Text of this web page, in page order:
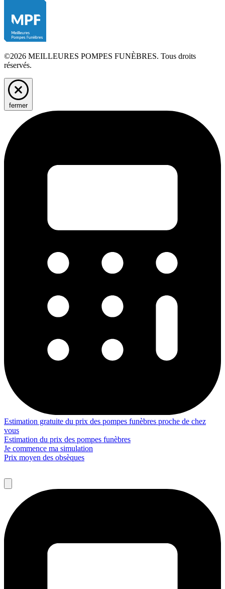
©2026 MEILLEURES POMPES FUNÈBRES. Tous droits
réservés.
fermer
Estimation gratuite du prix des pompes funèbres proche de chez
vous
Estimation du prix des pompes funèbres
Je commence ma simulation
Prix moyen des obsèques